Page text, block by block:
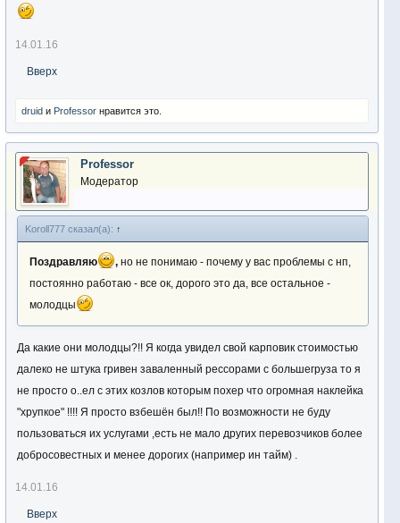
любезно дал ссылку в личке где сам приобретал)
даже не смотря на скидку все равно - космос
хочется это хуже чем болит
14.01.16
Вверх
druid и Professor нравится это.
Professor
Модератор
Koroll777 сказал(а): ↑
Поздравляю , но не понимаю - почему у вас проблемы с нп,
постоянно работаю - все ок, дорого это да, все остальное -
молодцы
Да какие они молодцы?!! Я когда увидел свой карповик стоимостью
далеко не штука гривен заваленный рессорами с большегруза то я
не просто о..ел с этих козлов которым похер что огромная наклейка
"хрупкое" !!!! Я просто взбешён был!! По возможности не буду
пользоваться их услугами ,есть не мало других перевозчиков более
добросовестных и менее дорогих (например ин тайм) .
14.01.16
Вверх